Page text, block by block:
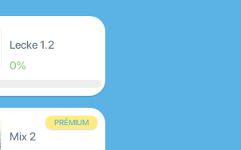
Lecke 1.2
0%
PRÉMIUM
Mix 2